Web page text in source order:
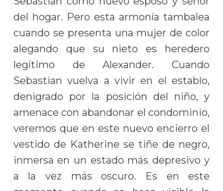
del hogar. Pero esta armonía tambalea
cuando se presenta una mujer de color
alegando que su nieto es heredero
legítimo de Alexander. Cuando
Sebastian vuelva a vivir en el establo,
denigrado por la posición del niño, y
amenace con abandonar el condominio,
veremos que en este nuevo encierro el
vestido de Katherine se tiñe de negro,
inmersa en un estado más depresivo y
a la vez más oscuro. Es en este